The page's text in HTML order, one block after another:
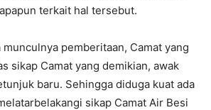
terkait hal tersebut.
pemberitaan, Camat yang
sikap Camat yang demikian, awak
baru. Sehingga diduga kuat ada
sikap Camat Air Besi